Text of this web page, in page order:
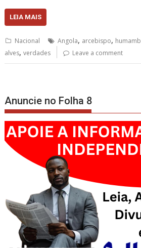
LEIA MAIS
Nacional Angola, arcebispo,
alves,verdades Leave a comment
Anuncie no Folha 8